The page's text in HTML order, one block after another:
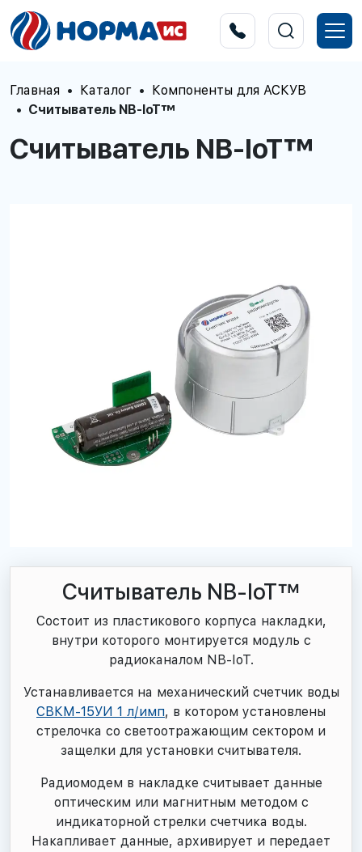
Главная Каталог
Компоненты для АСКУВ
Считыватель NB-IoT™
Считыватель NB-IoT™
Считыватель NB-IoT™
Состоит из пластикового корпуса накладки,
внутри которого монтируется модуль с
радиоканалом NB-IoT.
Устанавливается на механический счетчик воды
СВКМ-15УИ 1 л/имп, в котором установлены
стрелочка со светоотражающим сектором и
защелки для установки считывателя.
Радиомодем в накладке считывает данные
оптическим или магнитным методом с
индикаторной стрелки счетчика воды.
Накапливает данные, архивирует и передает